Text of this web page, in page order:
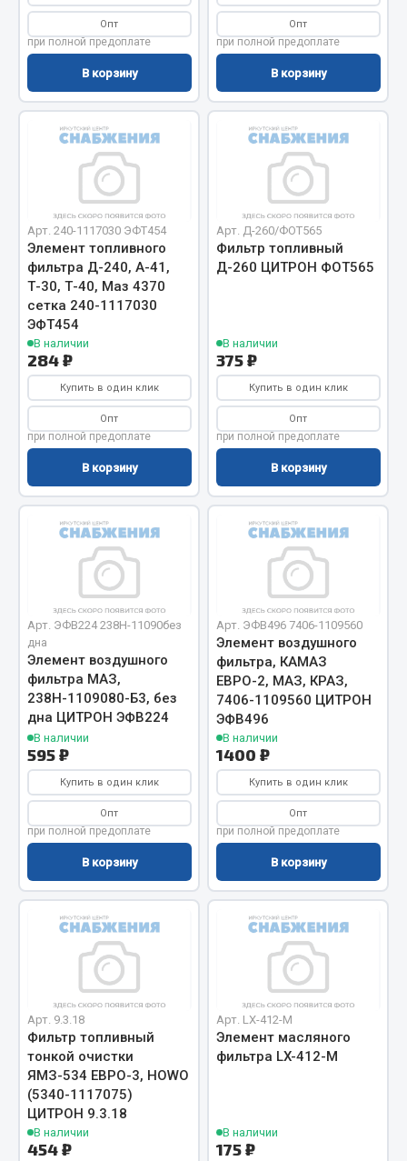
Весь раздел
Весь раздел
Кольца уплотнительные
Лента конвейерная
Манжеты
Паронит
Патрубки
Прокладки
Рукава высокого давления
Показать ещё
Весь раздел
Автомобильная электрика
Автолампы
Блоки реле и предохранителей
Вилки нагрузочные
Выключатели и переключатели клавишные
Выключатели кнопочные
Выключатель массы
Изолента
Показать ещё
Весь раздел
Запчасти на полуприцепы
Амортизаторы для полуприцепов
Весь раздел
Запчасти КамАЗ
Двигатель
Система питания
Система выпуска газа
Система охлаждения
Сцепление
Коробка передач
Опт
при полной предоплате
В корзину
Опт
при полной предоплате
В корзину
Арт. 240-1117030 ЭФТ454
Элемент топливного
фильтра Д-240, А-41,
Т-30, Т-40, Маз 4370
сетка 240-1117030
ЭФТ454
В наличии
284 ₽
Купить в один клик
Опт
при полной предоплате
В корзину
Арт. Д-260/ФОТ565
Фильтр топливный
Д-260 ЦИТРОН ФОТ565
В наличии
375 ₽
Купить в один клик
Опт
при полной предоплате
В корзину
Арт. ЭФВ224 238Н-11090без
дна
Элемент воздушного
фильтра МАЗ,
238Н-1109080-Б3, без
дна ЦИТРОН ЭФВ224
В наличии
595 ₽
Купить в один клик
Опт
при полной предоплате
В корзину
Арт. ЭФВ496 7406-1109560
Элемент воздушного
фильтра, КАМАЗ
ЕВРО-2, МАЗ, КРАЗ,
7406-1109560 ЦИТРОН
ЭФВ496
В наличии
1400 ₽
Купить в один клик
Опт
при полной предоплате
В корзину
Арт. 9.3.18
Фильтр топливный
тонкой очистки
ЯМЗ-534 ЕВРО-3, HOWO
(5340-1117075)
ЦИТРОН 9.3.18
В наличии
454 ₽
Арт. LX-412-М
Элемент масляного
фильтра LX-412-М
В наличии
175 ₽